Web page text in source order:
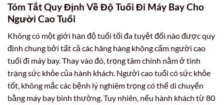
Tóm Tắt Quy Định Về Độ Tuổi Đi Máy Bay Cho
Người Cao Tuổi
Không có một giới hạn độ tuổi tối đa tuyệt đối nào được quy
định chung bởi tất cả các hãng hàng không cấm người cao
tuổi đi máy bay. Thay vào đó, trọng tâm chính nằm ở tình
trạng sức khỏe của hành khách. Người cao tuổi có sức khỏe
tốt, không mắc các bệnh lý nghiêm trọng có thể di chuyển
bằng máy bay bình thường. Tuy nhiên, nếu hành khách từ 80